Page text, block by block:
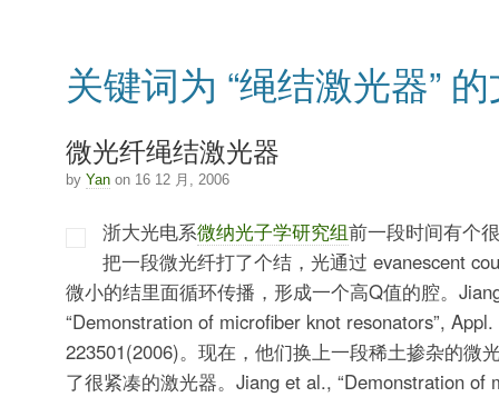
关键词为 “绳结激光器”
微光纤绳结激光器
by Yanon 16 12 月, 2006
浙大光电系微纳光子学研究组前一段时间有个
把一段微光纤打了个结，光通过 evanescent
微小的结里面循环传播，形成一个高Q值的腔。
“Demonstration of microfiber knot resonators”,
223501(2006)。现在，他们换上一段稀土掺杂的微
了很紧凑的激光器。Jiang et al., “Demonstration of